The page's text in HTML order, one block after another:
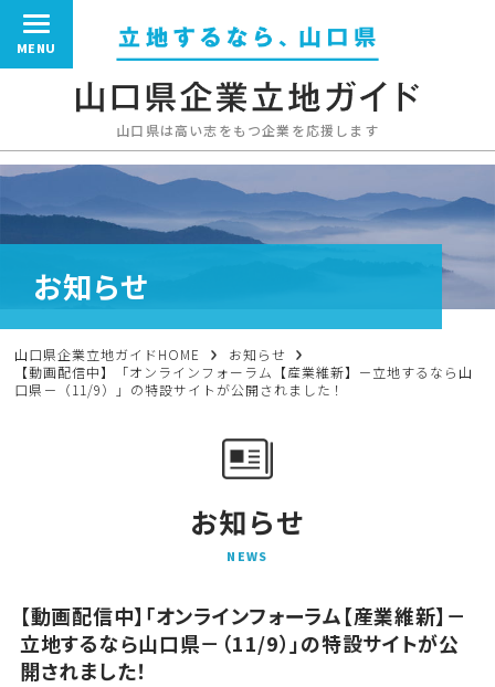
山口県は高い志をもつ企業を応援します
MENU
お知らせ
山口県企業立地ガイドHOME
お知らせ
【動画配信中】「オンラインフォーラム【産業維新】－立地するなら山
口県－（11/9）」の特設サイトが公開されました！
お知らせ
N EWS
【動画配信中】「オンラインフォーラム【産業維新】－
立地するなら山口県－（11/9）」の特設サイトが公
開されました！